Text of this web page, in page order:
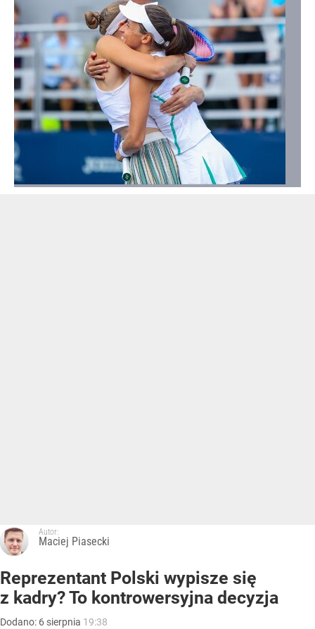
Autor:
Maciej Piasecki
Reprezentant Polski wypisze się
z kadry? To kontrowersyjna decyzja
Dodano: 6 sierpnia 19:38